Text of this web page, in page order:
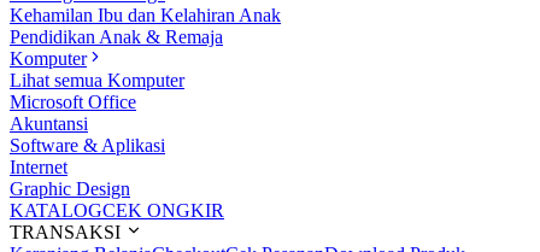
Kehamilan Ibu dan Kelahiran Anak
Pendidikan Anak & Remaja
Komputer
Lihat semua Komputer
Microsoft Office
Akuntansi
Software & Aplikasi
Internet
Graphic Design
KATALOGCEK ONGKIR
TRANSAKSI